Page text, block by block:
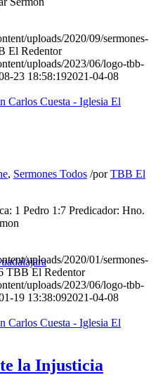
uploads/2020/09/sermones-
El Redentor
uploads/2023/06/logo-tbb-
23 18:58:192021-04-08
, Sermones Todos /porTBB El
1 Pedro 1:7 Predicador: Hno.
uploads/2020/01/sermones-
TBB El Redentor
uploads/2023/06/logo-tbb-
19 13:38:092021-04-08
la Injusticia